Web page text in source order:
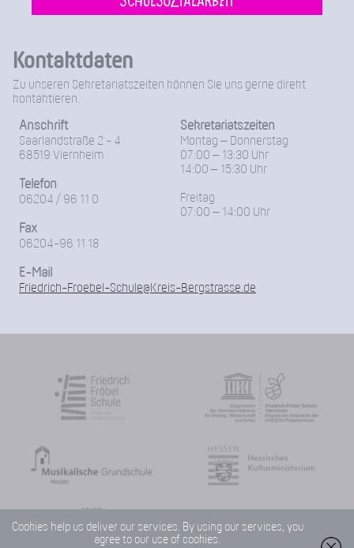
Kontaktdaten
Zu unseren Sekretariatszeiten können Sie uns gerne direkt
kontaktieren.
Anschrift
Saarlandstraße 2 - 4
68519 Viernheim
Telefon
06204 / 96 11 0
Fax
06204-96 11 18
Sekretariatszeiten
Montag – Donnerstag
07:00 – 13:30 Uhr
14:00 – 15:30 Uhr
Freitag
07:00 – 14:00 Uhr
E-Mail
Friedrich-Froebel-Schule@Kreis-Bergstrasse.de
Cookies help us deliver our services. By using our services, you
agree to our use of cookies.